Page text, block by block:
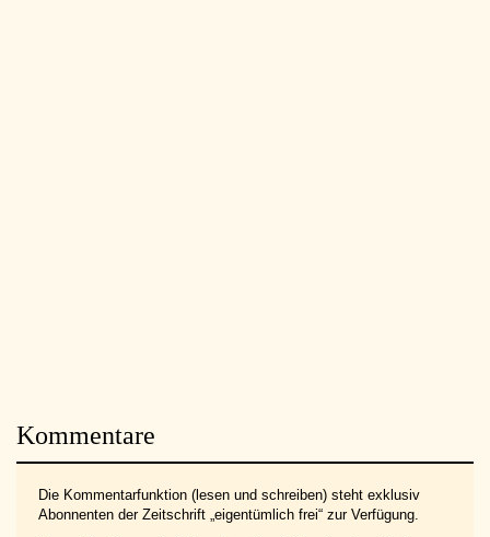
Kommentare
Die Kommentarfunktion (lesen und schreiben) steht exklusiv
Abonnenten der Zeitschrift „eigentümlich frei“ zur Verfügung.